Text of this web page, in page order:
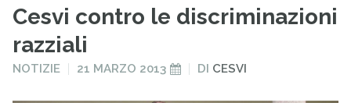
Cesvi contro le discriminazioni
razziali
PUBBLICATO
NOTIZIE
PUBBLICATO
21 MARZO 2013 DI CESVI